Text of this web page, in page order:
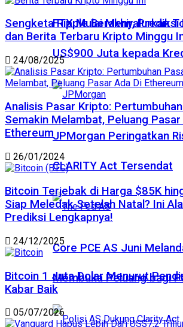
FTX Mulai Menyalurkan
US$900 Juta kepada
JPMorgan Peringatkan
CLARITY Act Tersendat
Core PCE AS Juni
Membuka Peluang bagi
Sengketa Ripple Berakhir, Prediksi
dan Berita Terbaru Kripto Minggu
24/08/2025
Analisis Pasar Kripto:
Semakin Melambat, Peluang Pasar
Ethereum
26/01/2024
Bitcoin Terjebak di Harga $85K
Siap Meledak Setelah Natal? Ini
Prediksi Lengkapnya!
24/12/2025
Bitcoin 1 Juta Dolar Menurut
Kabar Baik
05/07/2026